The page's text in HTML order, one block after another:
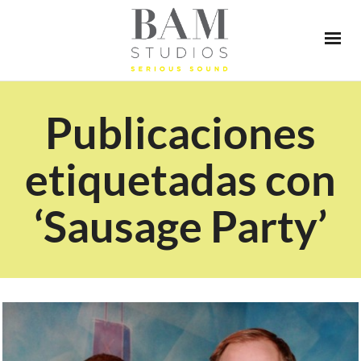
Publicaciones
etiquetadas con
‘Sausage Party’